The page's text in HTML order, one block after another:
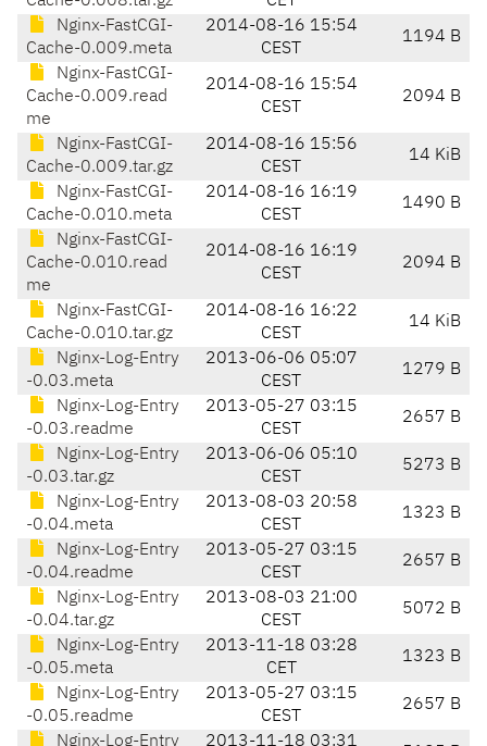
Nginx-FastCGI-
Cache-0.009.meta
2014-08-16 15:54
CEST
1194 B
Nginx-FastCGI-
Cache-0.009.read
me
2014-08-16 15:54
CEST
2094 B
Nginx-FastCGI-
Cache-0.009.tar.gz
2014-08-16 15:56
CEST
14 KiB
Nginx-FastCGI-
Cache-0.010.meta
2014-08-16 16:19
CEST
1490 B
Nginx-FastCGI-
Cache-0.010.read
me
2014-08-16 16:19
CEST
2094 B
Nginx-FastCGI-
Cache-0.010.tar.gz
2014-08-16 16:22
CEST
14 KiB
Nginx-Log-Entry
-0.03.meta
2013-06-06 05:07
CEST
1279 B
Nginx-Log-Entry
-0.03.readme
2013-05-27 03:15
CEST
2657 B
Nginx-Log-Entry
-0.03.tar.gz
2013-06-06 05:10
CEST
5273 B
Nginx-Log-Entry
-0.04.meta
2013-08-03 20:58
CEST
1323 B
Nginx-Log-Entry
-0.04.readme
2013-05-27 03:15
CEST
2657 B
Nginx-Log-Entry
-0.04.tar.gz
2013-08-03 21:00
CEST
5072 B
Nginx-Log-Entry
-0.05.meta
2013-11-18 03:28
CET
1323 B
Nginx-Log-Entry
-0.05.readme
2013-05-27 03:15
CEST
2657 B
Nginx-Log-Entry
2013-11-18 03:31